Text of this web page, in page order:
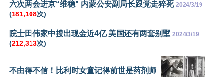
六次两会进京“维稳” 内蒙公安副局长跟党走猝死 2024/3/19
(181,108次)
院士田伟家中搜出现金近4亿 美国还有两套别墅 2024/3/19
(212,313次)
不由得不信！比利时女童记得前世是药剂师